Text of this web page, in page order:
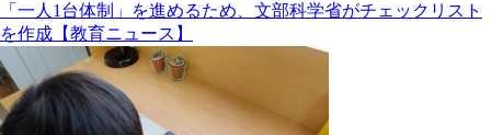
「一人1台体制」を進めるため、文部科学省がチェックリスト
を作成【教育ニュース】